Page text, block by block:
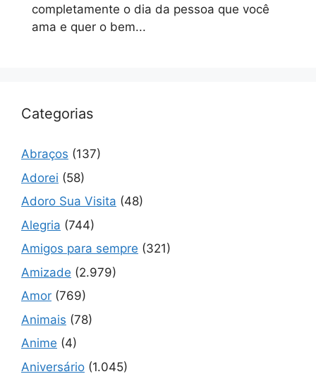
completamente o dia da pessoa que você
ama e quer o bem...
Categorias
Abraços (137)
Adorei (58)
Adoro Sua Visita (48)
Alegria (744)
Amigos para sempre (321)
Amizade (2.979)
Amor (769)
Animais (78)
Anime (4)
Aniversário (1.045)